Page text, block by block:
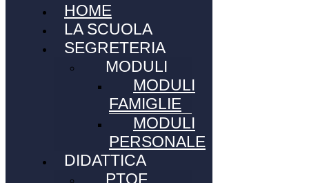
HOME
LA SCUOLA
SEGRETERIA
MODULI
MODULI
FAMIGLIE
MODULI
PERSONALE
DIDATTICA
PTOF